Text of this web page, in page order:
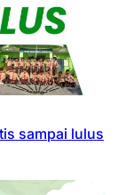
sampai lulus